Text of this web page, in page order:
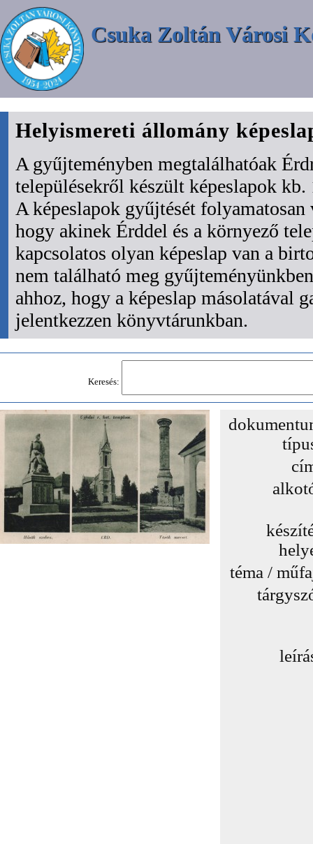
Csuka Zoltán Városi
Helyismereti állomány
A gyűjteményben megtalálhatóak
településekről készült képeslapok
A képeslapok gyűjtését
hogy akinek Érddel és a környező
kapcsolatos olyan képeslap van a
nem található meg
ahhoz, hogy a képeslap másolatával
jelentkezzen könyvtárunkban.
Keresés:
téma /